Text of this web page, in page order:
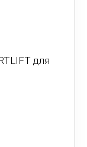
для